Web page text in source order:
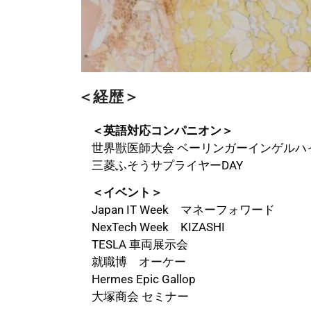
＜経歴＞
＜英語対応コンパニオン＞
世界獣医師大会 ベーリンガーインゲルハ
三菱ふそうサプライヤーDAY
＜イベント＞
Japan IT Week マネーフォワード
NexTech Week KIZASHI
TESLA 車両展示会
就職博 オーケー
Hermes Epic Gallop
大塚商会 セミナー